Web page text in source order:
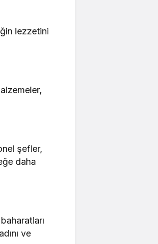
lezzetini
şefler,
daha
ve